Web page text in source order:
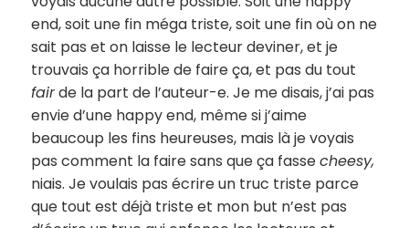
end, soit une fin méga triste, soit une fin où on ne
sait pas et on laisse le lecteur deviner, et je
trouvais ça horrible de faire ça, et pas du tout
fairde la part de l’auteur-e. Je me disais, j’ai pas
envie d’une happy end, même si j’aime
beaucoup les fins heureuses, mais là je voyais
pas comment la faire sans que ça fassecheesy,
niais. Je voulais pas écrire un truc triste parce
que tout est déjà triste et mon but n’est pas